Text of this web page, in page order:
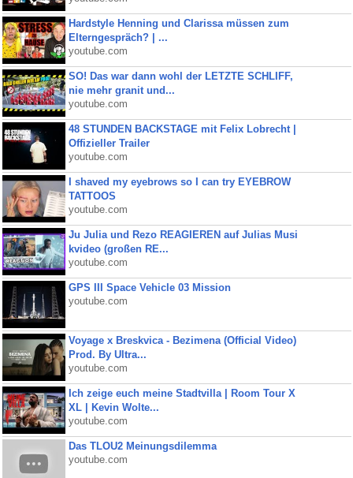
Hardstyle Henning und Clarissa müssen zum
Elterngespräch? | ...
youtube.com
SO! Das war dann wohl der LETZTE SCHLIFF,
nie mehr granit und...
youtube.com
48 STUNDEN BACKSTAGE mit Felix Lobrecht |
Offizieller Trailer
youtube.com
I shaved my eyebrows so I can try EYEBROW
TATTOOS
youtube.com
Ju Julia und Rezo REAGIEREN auf Julias Musi
kvideo (großen RE...
youtube.com
GPS III Space Vehicle 03 Mission
youtube.com
Voyage x Breskvica - Bezimena (Official Video)
Prod. By Ultra...
youtube.com
Ich zeige euch meine Stadtvilla | Room Tour X
XL | Kevin Wolte...
youtube.com
Das TLOU2 Meinungsdilemma
youtube.com